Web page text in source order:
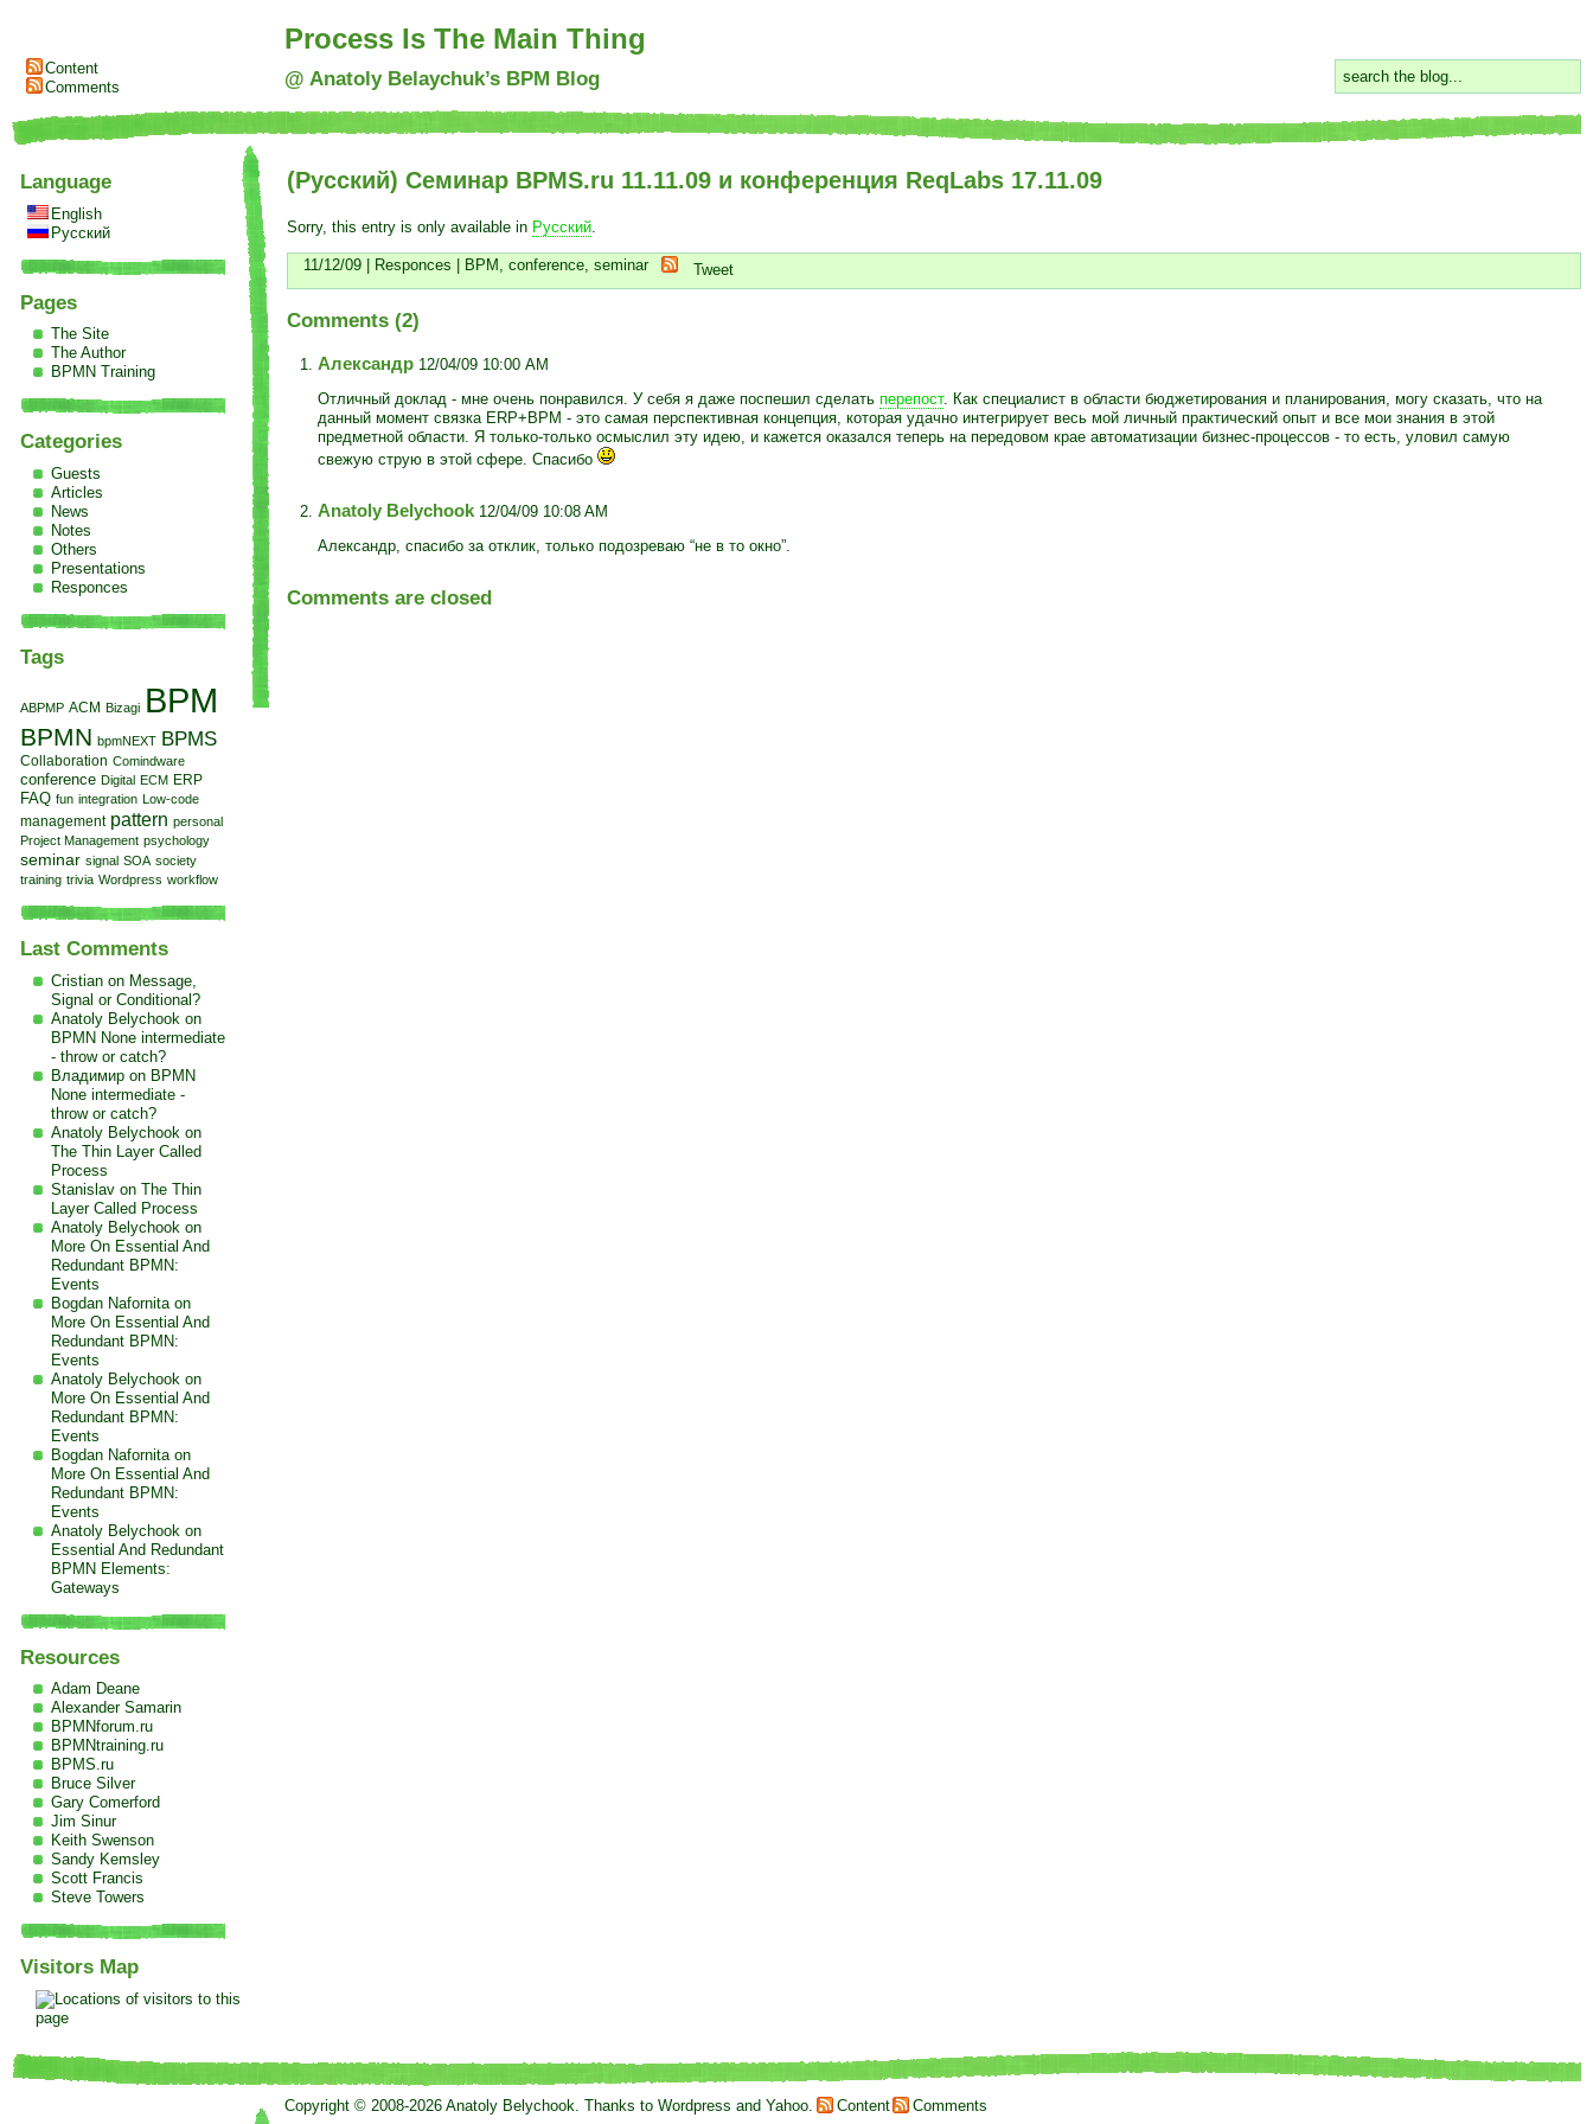
Content
Comments
Process Is The Main Thing
@ Anatoly Belaychuk’s BPM Blog
(Русский) Семинар BPMS.ru 11.11.09 и конференция ReqLabs 17.11.09
Sorry, this entry is only available in Русский.
11/12/09 | Responces BPM , conference, seminar Tweet
Comments (2)
Александр12/04/09 10:00 AM
Отличный доклад - мне очень понравился. У себя я даже поспешил сделать перепост. Как специалист в области бюджетирования и планирования, могу сказать, что на
данный момент связка ERP+BPM - это самая перспективная концепция, которая удачно интегрирует весь мой личный практический опыт и все мои знания в этой
предметной области. Я только-только осмыслил эту идею, и кажется оказался теперь на передовом крае автоматизации бизнес-процессов - то есть, уловил самую
свежую струю в этой сфере. Спасибо
Anatoly Belychook12/04/09 10:08 AM
Александр, спасибо за отклик, только подозреваю “не в то окно”.
Comments are closed
Language
English
Русский
Pages
The Site
The Author
BPMN Training
Categories
Guests
Articles
News
Notes
Others
Presentations
Responces
Tags
ABPMP ACM Bizagi BPM
BPMN bpmNEXT BPMS
Collaboration Comindware
conference Digital ECM ERP
FAQ fun integration Low-code
management pattern personal
Project Management psychology
seminar signal SOA society
training trivia Wordpress workflow
Last Comments
Cristian on Message,
Signal or Conditional?
Anatoly Belychook on
BPMN None intermediate
- throw or catch?
Владимир on BPMN
None intermediate -
throw or catch?
Anatoly Belychook on
The Thin Layer Called
Process
Stanislav on The Thin
Layer Called Process
Anatoly Belychook on
More On Essential And
Redundant BPMN:
Events
Bogdan Nafornita on
More On Essential And
Redundant BPMN:
Events
Anatoly Belychook on
More On Essential And
Redundant BPMN:
Events
Bogdan Nafornita on
More On Essential And
Redundant BPMN:
Events
Anatoly Belychook on
Essential And Redundant
BPMN Elements:
Gateways
Resources
Adam Deane
Alexander Samarin
BPMNforum.ru
BPMNtraining.ru
BPMS.ru
Bruce Silver
Gary Comerford
Jim Sinur
Keith Swenson
Sandy Kemsley
Scott Francis
Steve Towers
Visitors Map
Copyright © 2008-2026 Anatoly Belychook. Thanks toWordpress andYahoo. Content Comments